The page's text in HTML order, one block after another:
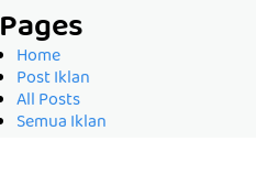
Pages
Home
Post Iklan
All Posts
Semua Iklan